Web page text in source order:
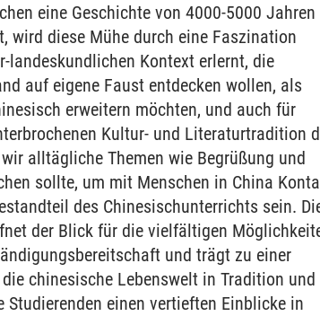
eine Geschichte von 4000-5000 Jahren
wird diese Mühe durch eine Faszination
landeskundlichen Kontext erlernt, die
auf eigene Faust entdecken wollen, als
erweitern möchten, und auch für
Kultur- und Literaturtradition
alltägliche Themen wie Begrüßung und
sollte, um mit Menschen in China
des Chinesischunterrichts sein.
der Blick für die vielfältigen
und trägt zu einer
chinesische Lebenswelt in Tradition und
einen vertieften Einblicke in